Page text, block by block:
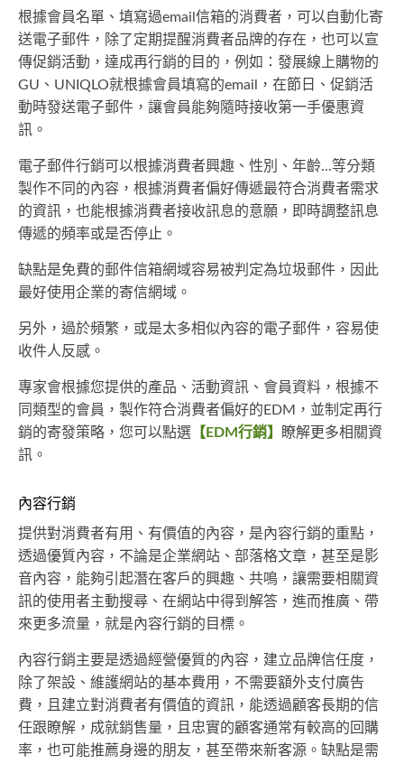
根據會員名單、填寫過email信箱的消費者，可以自動化寄
送電子郵件，除了定期提醒消費者品牌的存在，也可以宣
傳促銷活動，達成再行銷的目的，例如：發展線上購物的
GU、UNIQLO就根據會員填寫的email，在節日、促銷活
動時發送電子郵件，讓會員能夠隨時接收第一手優惠資
訊。
電子郵件行銷可以根據消費者興趣、性別、年齡...等分類
製作不同的內容，根據消費者偏好傳遞最符合消費者需求
的資訊，也能根據消費者接收訊息的意願，即時調整訊息
傳遞的頻率或是否停止。
缺點是免費的郵件信箱網域容易被判定為垃圾郵件，因此
最好使用企業的寄信網域。
另外，過於頻繁，或是太多相似內容的電子郵件，容易使
收件人反感。
專家會根據您提供的產品、活動資訊、會員資料，根據不
同類型的會員，製作符合消費者偏好的EDM，並制定再行
銷的寄發策略，您可以點選 【EDM行銷】
瞭解更多相關資
訊。
內容行銷
提供對消費者有用、有價值的內容，是內容行銷的重點，
透過優質內容，不論是企業網站、部落格文章，甚至是影
音內容，能夠引起潛在客戶的興趣、共鳴，讓需要相關資
訊的使用者主動搜尋、在網站中得到解答，進而推廣、帶
來更多流量，就是內容行銷的目標。
內容行銷主要是透過經營優質的內容，建立品牌信任度，
除了架設、維護網站的基本費用，不需要額外支付廣告
費，且建立對消費者有價值的資訊，能透過顧客長期的信
任跟瞭解，成就銷售量，且忠實的顧客通常有較高的回購
率，也可能推薦身邊的朋友，甚至帶來新客源。缺點是需